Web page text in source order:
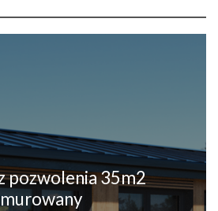
pozwolenia 35m2
murowany